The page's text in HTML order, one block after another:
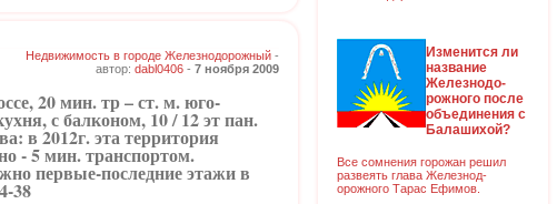
Недвижимость в городе Железнодорожный -
автор: dabl0406 - 7 ноября 2009
20 мин. тр – ст. м. юго-
с балконом, 10 / 12 эт пан.
в 2012г. эта территория
- 5 мин. транспортом.
первые-последние этажи в
38
Изменится ли
название
Железнодо-
рожного после
объединения с
Балашихой?
Все сомнения горожан решил
развеять глава Железнод-
орожного Тарас Ефимов.